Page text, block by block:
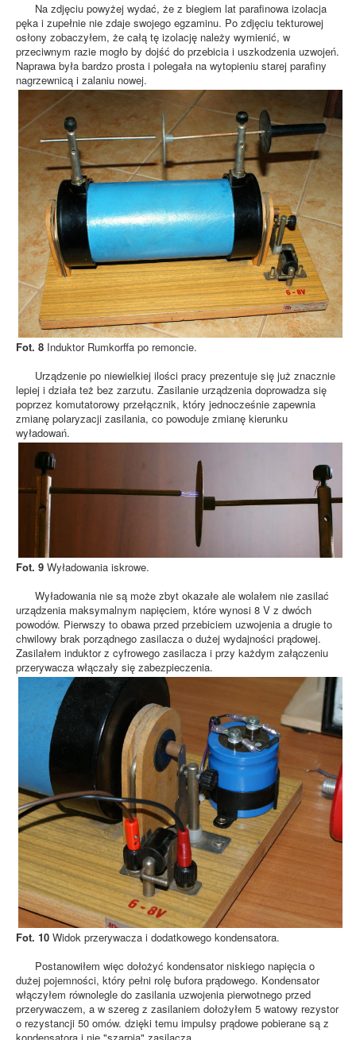
Na zdjęciu powyżej wydać, że z biegiem lat parafinowa izolacja
pęka i zupełnie nie zdaje swojego egzaminu. Po zdjęciu tekturowej
osłony zobaczyłem, że całą tę izolację należy wymienić, w
przeciwnym razie mogło by dojść do przebicia i uszkodzenia uzwojeń.
Naprawa była bardzo prosta i polegała na wytopieniu starej parafiny
nagrzewnicą i zalaniu nowej.
Fot. 8 Induktor Rumkorffa po remoncie.
Urządzenie po niewielkiej ilości pracy prezentuje się już znacznie
lepiej i działa też bez zarzutu. Zasilanie urządzenia doprowadza się
poprzez komutatorowy przełącznik, który jednocześnie zapewnia
zmianę polaryzacji zasilania, co powoduje zmianę kierunku
wyładowań.
Fot. 9 Wyładowania iskrowe.
Wyładowania nie są może zbyt okazałe ale wolałem nie zasilać
urządzenia maksymalnym napięciem, które wynosi 8 V z dwóch
powodów. Pierwszy to obawa przed przebiciem uzwojenia a drugie to
chwilowy brak porządnego zasilacza o dużej wydajności prądowej.
Zasilałem induktor z cyfrowego zasilacza i przy każdym załączeniu
przerywacza włączały się zabezpieczenia.
Fot. 10 Widok przerywacza i dodatkowego kondensatora.
Postanowiłem więc dołożyć kondensator niskiego napięcia o
dużej pojemności, który pełni rolę bufora prądowego. Kondensator
włączyłem równolegle do zasilania uzwojenia pierwotnego przed
przerywaczem, a w szereg z zasilaniem dołożyłem 5 watowy rezystor
o rezystancji 50 omów. dzięki temu impulsy prądowe pobierane są z